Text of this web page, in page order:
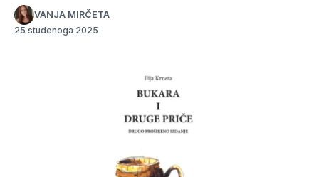
VANJA MIRČETA
25 studenoga 2025